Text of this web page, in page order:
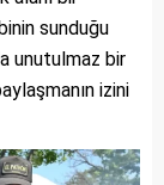
sunduğu
unutulmaz bir
izini